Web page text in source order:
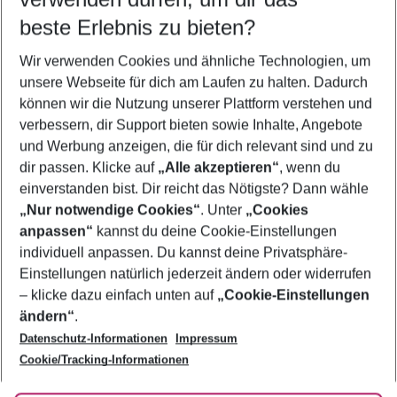
5-8 Nächte
2 Erwachsene Keine Kinder
Mehr Filter anzeigen
Footer
Footer navigation
Über uns
AGB
Bestpreisgarantie
Cookie-Einstellungen ändern
Cookie-Richtlinie
Agenturbetreuung
Barrierefreies Reisen
Folge uns
beste Erlebnis zu bieten?
Wir verwenden Cookies und ähnliche Technologien, um
unsere Webseite für dich am Laufen zu halten. Dadurch
können wir die Nutzung unserer Plattform verstehen und
verbessern, dir Support bieten sowie Inhalte, Angebote
und Werbung anzeigen, die für dich relevant sind und zu
dir passen. Klicke auf „Alle akzeptieren“, wenn du
einverstanden bist. Dir reicht das Nötigste? Dann wähle
„Nur notwendige Cookies“. Unter „Cookies
anpassen“ kannst du deine Cookie-Einstellungen
individuell anpassen. Du kannst deine Privatsphäre-
Einstellungen natürlich jederzeit ändern oder widerrufen
– klicke dazu einfach unten auf „Cookie-Einstellungen
ändern“.
Datenschutz-Informationen
Impressum
Cookie/Tracking-Informationen